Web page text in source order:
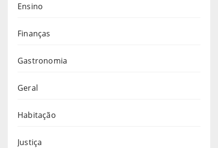
Ensino
Finanças
Gastronomia
Geral
Habitação
Justiça